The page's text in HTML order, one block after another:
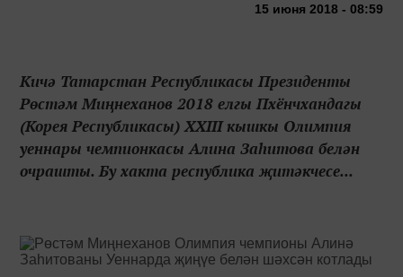
15 июня 2018 - 08:59
Кичә Татарстан Республикасы Президенты
Рөстәм Миңнеханов 2018 елгы Пхёнчхандагы
(Корея Республикасы) XXIII кышкы Олимпия
уеннары чемпионкасы Алина Заһитова белән
очрашты. Бу хакта республика җитәкчесе...